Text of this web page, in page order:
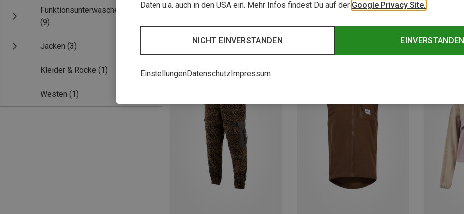
Funktionsunterwäsche
(9)
Jacken (3)
Kleider & Röcke (1)
Westen (1)
Daten u.a. auch in den USA ein. Mehr Infos findest Du auf der Google Privacy Site.
EINVERSTANDEN
NICHT EINVERSTANDEN
EinstellungenDatenschutzImpressum